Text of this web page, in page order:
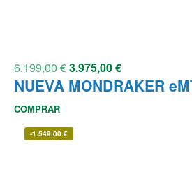
6.199,00€3.975,00€
NUEVA MONDRAKER
COMPRAR
-1.549,00 €